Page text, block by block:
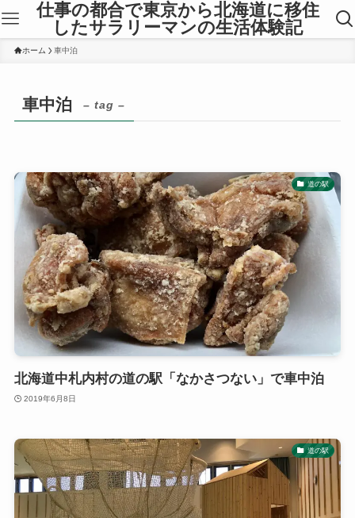
仕事の都合で東京から北海道に移住
したサラリーマンの生活体験記
ホーム 車中泊
車中泊 – tag –
道の駅
北海道中札内村の道の駅「なかさつない」で車中泊
2019年6月8日
道の駅